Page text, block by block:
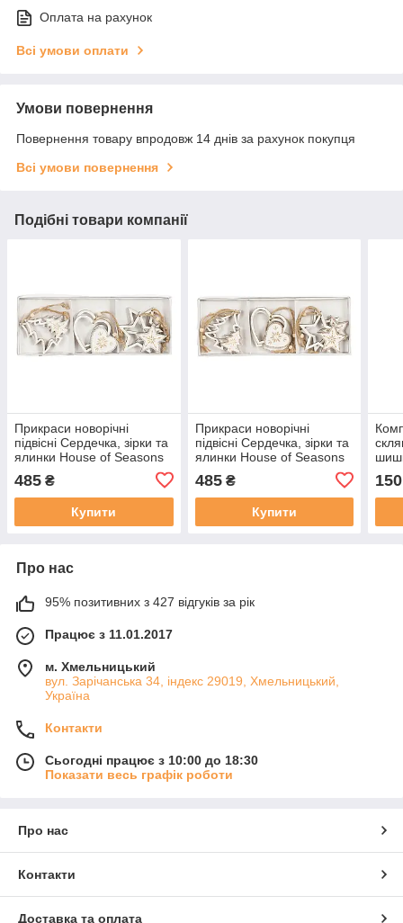
Оплата на рахунок
Всі умови оплати
Умови повернення
Повернення товару впродовж 14 днів за рахунок покупця
Всі умови повернення
Подібні товари компанії
Прикраси новорічні
підвісні Сердечка, зірки та
ялинки House of Seasons
комплект 6 шт, дерев'яні,
сріблястий дизайн
485 ₴
Купити
Прикраси новорічні
підвісні Сердечка, зірки та
ялинки House of Seasons
комплект 6 шт, дерев'яні,
шампань
485₴
Купити
150
Про нас
95% позитивних з 427 відгуків за рік
Працює з 11.01.2017
м. Хмельницький
вул. Зарічанська 34, індекс 29019, Хмельницький,
Україна
Контакти
Сьогодні працює з 10:00 до 18:30
Показати весь графік роботи
Про нас
Контакти
Доставка та оплата